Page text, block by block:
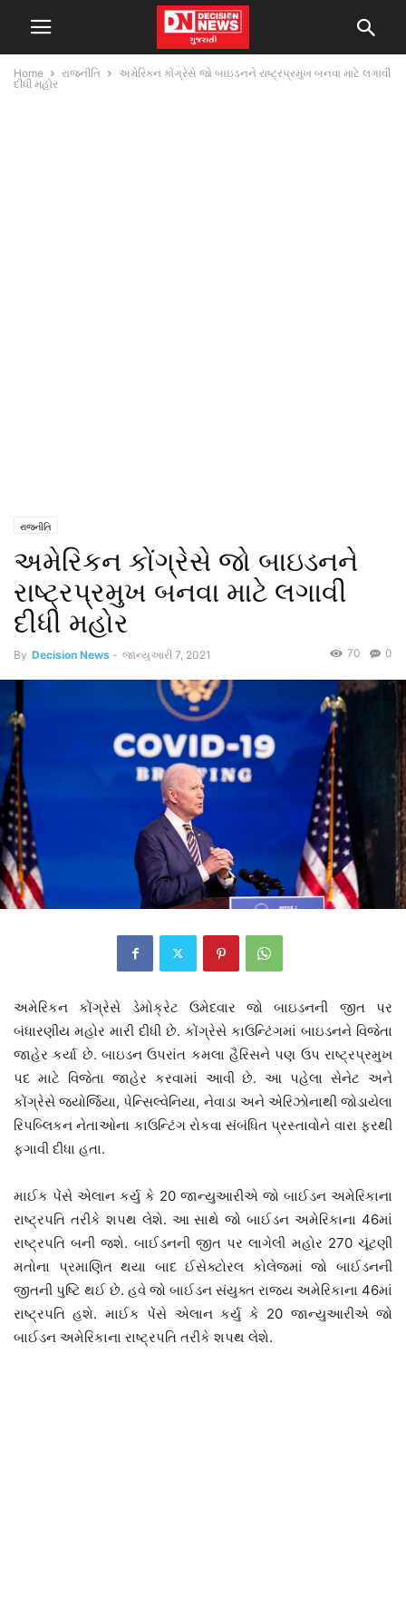
Home રાજનીતિ
અમેરિકન કોંગ્રેસે જો બાઇડનને રાષ્ટ્રપ્રમુખ બનવા માટે લગાવી
દીધી મહોર
રાજનીતિ
અમેરિકન કોંગ્રેસે જો બાઇડનને
રાષ્ટ્રપ્રમુખ બનવા માટે લગાવી
દીધી મહોર
By Decision News - જાન્યુઆરી 7, 2021 0
70
અમેરિકન કોંગ્રેસે ડેમોક્રેટ ઉમેદવાર જો બાઇડનની જીત પર
બંધારણીય મહોર મારી દીધી છે. કોંગ્રેસે કાઉન્ટિંગમાં બાઇડનને વિજેતા
જાહેર કર્યા છે. બાઇડન ઉપરાંત કમલા હૈરિસને પણ ઉપ રાષ્ટ્રપ્રમુખ
પદ માટે વિજેતા જાહેર કરવામાં આવી છે. આ પહેલા સેનેટ અને
કોંગ્રેસે જ્યોર્જિયા, પેન્સિલ્વેનિયા, નેવાડા અને એરિઝોનાથી જોડાયેલા
રિપબ્લિકન નેતાઓના કાઉન્ટિંગ રોકવા સંબંધિત પ્રસ્તાવોને વારા ફરથી
ફગાવી દીધા હતા.
માઈક પેંસે એલાન કર્યુ કે 20 જાન્યુઆરીએ જો બાઈડન અમેરિકાના
રાષ્ટ્રપતિ તરીકે શપથ લેશે. આ સાથે જો બાઈડન અમેરિકાના 46માં
રાષ્ટ્રપતિ બની જશે. બાઈડનની જીત પર લાગેલી મહોર 270 ચૂંટણી
મતોના પ્રમાણિત થયા બાદ ઈસેક્ટોરલ કોલેજમાં જો બાઈડનની
જીતની પુષ્ટિ થઈ છે. હવે જો બાઈડન સંયુક્ત રાજ્ય અમેરિકાના 46માં
રાષ્ટ્રપતિ હશે. માઈક પેંસે એલાન કર્યુ કે 20 જાન્યુઆરીએ જો
બાઈડન અમેરિકાના રાષ્ટ્રપતિ તરીકે શપથ લેશે.